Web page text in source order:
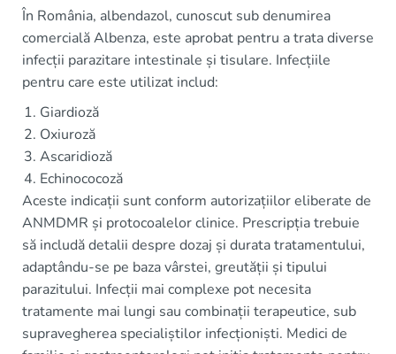
În România, albendazol, cunoscut sub denumirea
comercială Albenza, este aprobat pentru a trata diverse
infecții parazitare intestinale și tisulare. Infecțiile
pentru care este utilizat includ:
Giardioză
Oxiuroză
Ascaridioză
Echinococoză
Aceste indicații sunt conform autorizațiilor eliberate de
ANMDMR și protocoalelor clinice. Prescripția trebuie
să includă detalii despre dozaj și durata tratamentului,
adaptându-se pe baza vârstei, greutății și tipului
parazitului. Infecții mai complexe pot necesita
tratamente mai lungi sau combinații terapeutice, sub
supravegherea specialiștilor infecționiști. Medici de